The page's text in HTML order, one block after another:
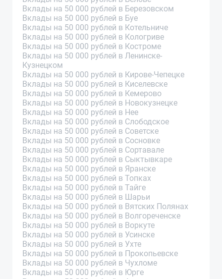
Вклады на 50 000 рублей в Березовском
Вклады на 50 000 рублей в Буе
Вклады на 50 000 рублей в Котельниче
Вклады на 50 000 рублей в Кологриве
Вклады на 50 000 рублей в Костроме
Вклады на 50 000 рублей в Ленинске-
Кузнецком
Вклады на 50 000 рублей в Кирове-Чепецке
Вклады на 50 000 рублей в Киселевске
Вклады на 50 000 рублей в Кемерово
Вклады на 50 000 рублей в Новокузнецке
Вклады на 50 000 рублей в Нее
Вклады на 50 000 рублей в Слободское
Вклады на 50 000 рублей в Советске
Вклады на 50 000 рублей в Сосновке
Вклады на 50 000 рублей в Сортавале
Вклады на 50 000 рублей в Сыктывкаре
Вклады на 50 000 рублей в Яранске
Вклады на 50 000 рублей в Топках
Вклады на 50 000 рублей в Тайге
Вклады на 50 000 рублей в Шарьи
Вклады на 50 000 рублей в Вятских Полянах
Вклады на 50 000 рублей в Волгореченске
Вклады на 50 000 рублей в Воркуте
Вклады на 50 000 рублей в Усинске
Вклады на 50 000 рублей в Ухте
Вклады на 50 000 рублей в Прокопьевске
Вклады на 50 000 рублей в Чухломе
Вклады на 50 000 рублей в Юрге